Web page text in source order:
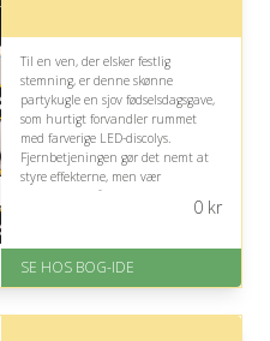
Til en ven, der elsker festlig
stemning, er denne skønne
partykugle en sjov fødselsdagsgave,
som hurtigt forvandler rummet
med farverige LED-discolys.
Fjernbetjeningen gør det nemt at
styre effekterne, men vær
opmærksom på, at den især passer
til en legende og festglad modtager.
På lager
Levering: 1-3 hverdage -
Gratis fragt
0kr
SE HOS BOG-IDE